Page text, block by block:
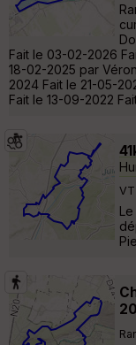
Fait le 03-02-2026
18-02-2025 par
2024 Fait le 21-05-
Fait le 13-09-2022